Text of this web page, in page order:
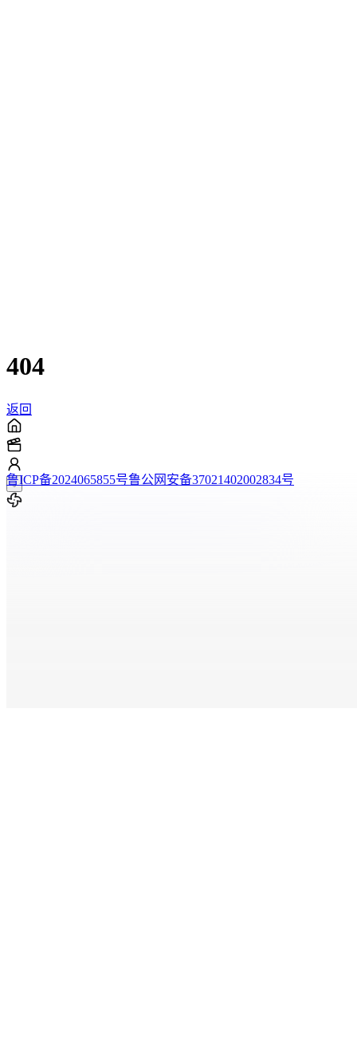
404
返回
鲁ICP备2024065855号鲁公网安备37021402002834号